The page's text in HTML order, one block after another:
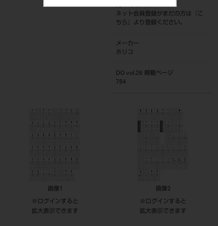
覧ください。
ネット会員登録がまだの方は『
こ
ちら
』より登録ください。
メーカー
ホリコ
DO vol.26 掲載ページ
784
画像1
※ログインすると
拡大表示できます
画像2
※ログインすると
拡大表示できます